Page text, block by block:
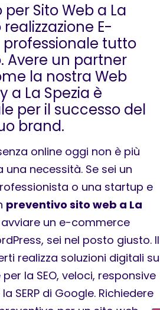
per Sito Web a La
realizzazione E-
tutto
Avere un partner
la nostra Web
a La Spezia è
per il successo del
brand.
online oggi non è più
una necessità. Se sei un
o una startup e
preventivo sito web a La
un e-commerce
sei nel posto giusto. Il
realizza soluzioni digitali su
la SEO, veloci, responsive
SERP di Google. Richiedere